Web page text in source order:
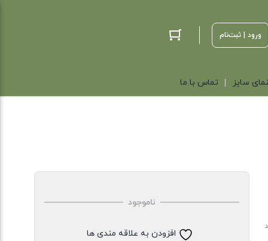
ورود | ثبت‌نام
سایز تماس با ما
ناموجود
افزودن به علاقه مندی ها